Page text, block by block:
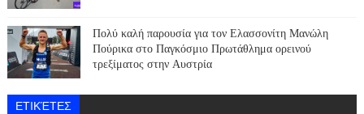
Πολύ καλή παρουσία για τον Ελασσονίτη Μανώλη
Πούρικα στο Παγκόσμιο Πρωτάθλημα ορεινού
τρεξίματος στην Αυστρία
ΕΤΙΚΈΤΕΣ